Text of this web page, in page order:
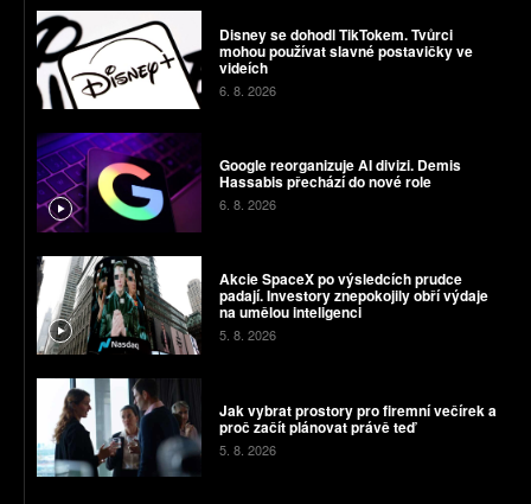
Disney se dohodl TikTokem. Tvůrci
mohou používat slavné postavičky ve
videích
6. 8. 2026
Google reorganizuje AI divizi. Demis
Hassabis přechází do nové role
6. 8. 2026
Akcie SpaceX po výsledcích prudce
padají. Investory znepokojily obří výdaje
na umělou inteligenci
5. 8. 2026
Jak vybrat prostory pro firemní večírek a
proč začít plánovat právě teď
5. 8. 2026